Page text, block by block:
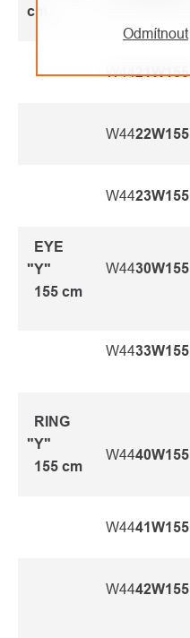
Odmítnout
cm
W4421W155
W4422W155
W4423W155
EYE
"Y"
155 cm
W4430W155
W4433W155
RING
"Y"
155 cm
W4440W155
W4441W155
W4442W155